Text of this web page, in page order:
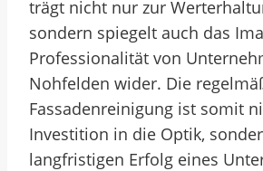
trägt nicht nur zur
sondern spiegelt auch das
Professionalität von
Nohfelden wider. Die
Fassadenreinigung ist somit
Investition in die Optik,
langfristigen Erfolg eines